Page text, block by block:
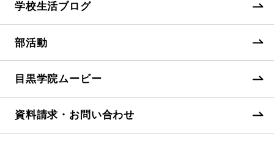
学校生活ブログ
部活動
目黒学院ムービー
資料請求・お問い合わせ